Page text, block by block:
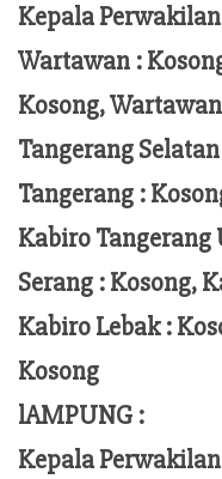
Kepala
Wartawan :
Kosong,Wartawan
Tangerang
Tangerang :
Kabiro Tangerang
Serang : Kosong,
Kabiro Lebak :
Kosong
lAMPUNG :
Kepala